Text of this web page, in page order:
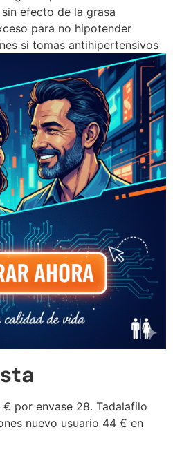
efecto de la grasa
para no hipotender
si tomas antihipertensivos
por envase 28. Tadalafilo
nuevo usuario 44 € en